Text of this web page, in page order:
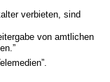
verbieten, sind
von amtlichen